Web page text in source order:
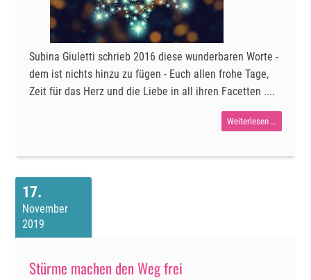
Subina Giuletti schrieb 2016 diese wunderbaren Worte -
dem ist nichts hinzu zu fügen - Euch allen frohe Tage,
Zeit für das Herz und die Liebe in all ihren Facetten ....
Weiterlesen …
17
November
2019
Stürme machen den Weg frei